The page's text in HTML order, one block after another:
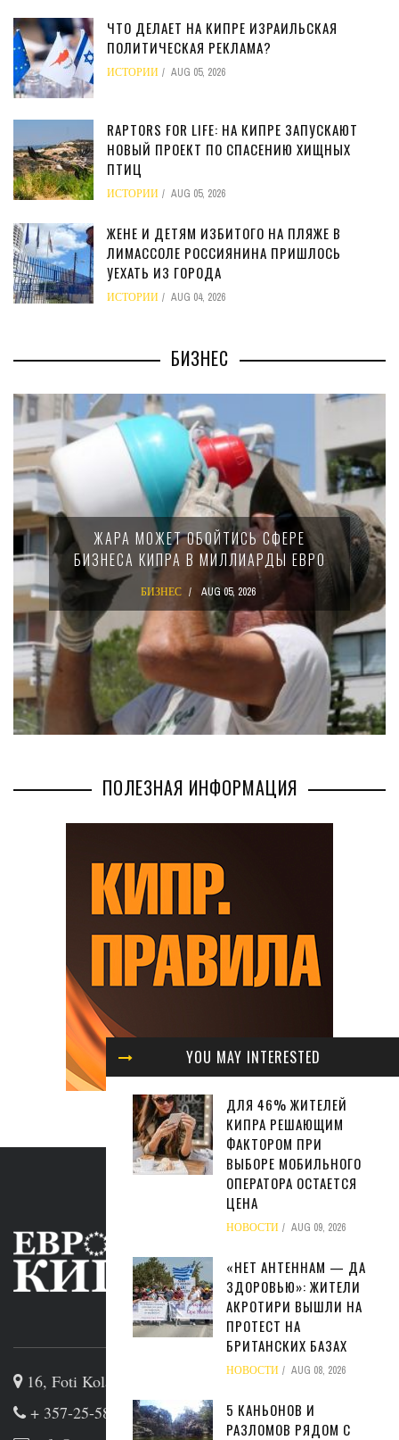
YOU MAY INTERESTED
ДЛЯ 46% ЖИТЕЛЕЙ
КИПРА РЕШАЮЩИМ
ФАКТОРОМ ПРИ
ВЫБОРЕ МОБИЛЬНОГО
ОПЕРАТОРА ОСТАЕТСЯ
ЦЕНА
НОВОСТИ AUG 09, 2026
«НЕТ АНТЕННАМ — ДА
ЗДОРОВЬЮ»: ЖИТЕЛИ
АКРОТИРИ ВЫШЛИ НА
ПРОТЕСТ НА
БРИТАНСКИХ БАЗАХ
НОВОСТИ AUG 08, 2026
5 КАНЬОНОВ И
РАЗЛОМОВ РЯДОМ С
ЧТО ДЕЛАЕТ НА КИПРЕ ИЗРАИЛЬСКАЯ
ПОЛИТИЧЕСКАЯ РЕКЛАМА?
ИСТОРИИ AUG 05, 2026
RAPTORS FOR LIFE: НА КИПРЕ ЗАПУСКАЮТ
НОВЫЙ ПРОЕКТ ПО СПАСЕНИЮ ХИЩНЫХ
ПТИЦ
ИСТОРИИ AUG 05, 2026
ЖЕНЕ И ДЕТЯМ ИЗБИТОГО НА ПЛЯЖЕ В
ЛИМАССОЛЕ РОССИЯНИНА ПРИШЛОСЬ
УЕХАТЬ ИЗ ГОРОДА
ИСТОРИИ AUG 04, 2026
БИЗНЕС
МИНФИН КИПРА ПЕРЕПИСАЛ ЗАКОН О
15-ПРОЦЕНТНОМ НАЛОГЕ ДЛЯ
КРУПНЫХ МЕЖДУНАРОДНЫХ
КОМПАНИЙ
БИЗНЕС AUG 02, 2026
ПОЛЕЗНАЯ ИНФОРМАЦИЯ
ABOUT US
16, Foti Kolakidi str, 3031, Limassol, Cyprus
+ 357-25-581133